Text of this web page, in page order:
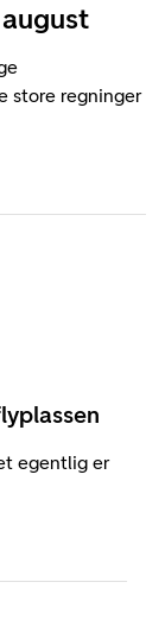
store regninger
egentlig er